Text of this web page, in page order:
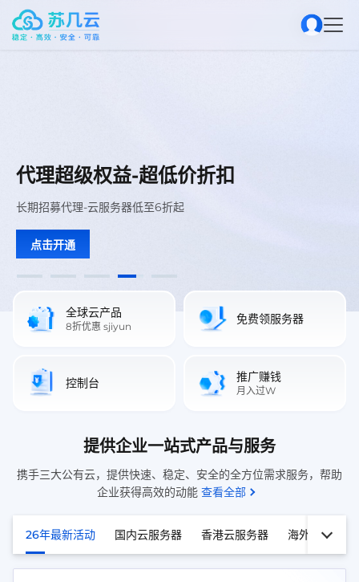
推介的用户注册购买产品后返佣金额百分15%推介的用户产品续费
加入苏几云官方群
限时开放中，进群后第一时间了解苏几云最新产品动态
香港特价4核4G服务器19.9/月
香港云服务器，铂金CPU 性能卓越
襄阳/宁波16H16G特价80/月
代理超级权益-超低价折扣
长期招募代理-云服务器低至6折起
点击开通
推介的用户注册购买产品后返佣金额百分15%推介的用户产品续费
加入苏几云官方群
限时开放中，进群后第一时间了解苏几云最新产品动态
全球云产品
8折优惠 sjiyun
免费领服务器
控制台 推广赚钱
月入过W
提供企业一站式产品与服务
携手三大公有云，提供快速、稳定、安全的全方位需求服务，帮助
企业获得高效的动能 查看全部
26年最新活动 国内云服务器 香港云服务器 海外云服务器